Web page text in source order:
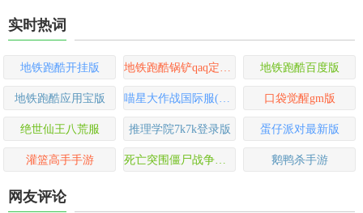
实时热词
地铁跑酷开挂版 地铁跑酷百度版
地铁跑酷应用宝版 口袋觉醒gm版
绝世仙王八荒服 推理学院7k7k登录版 蛋仔派对最新版
灌篮高手手游 鹅鸭杀手游
网友评论